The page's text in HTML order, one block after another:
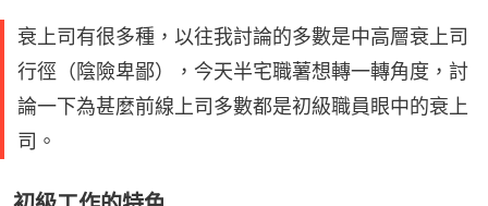
衰上司有很多種，以往我討論的多數是中高層衰上司
行徑（陰險卑鄙），今天半宅職薯想轉一轉角度，討
論一下為甚麼前線上司多數都是初級職員眼中的衰上
司。